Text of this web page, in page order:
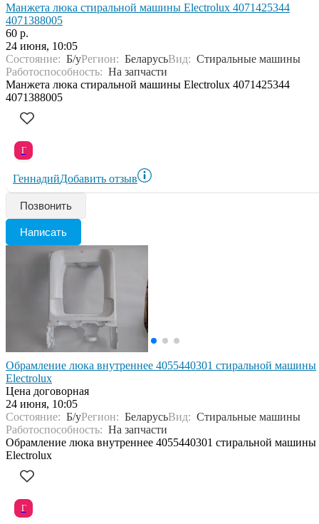
Манжета люка стиральной машины Electrolux 4071425344
4071388005
60 р.
24 июня, 10:05
Состояние: Б/уРегион: БеларусьВид: Стиральные машины
Работоспособность: На запчасти
Манжета люка стиральной машины Electrolux 4071425344
4071388005
Г
ГеннадийДобавить отзыв
Позвонить
Написать
Обрамление люка внутреннее 4055440301 стиральной машины
Electrolux
Цена договорная
24 июня, 10:05
Состояние: Б/уРегион: БеларусьВид: Стиральные машины
Работоспособность: На запчасти
Обрамление люка внутреннее 4055440301 стиральной машины
Electrolux
Г